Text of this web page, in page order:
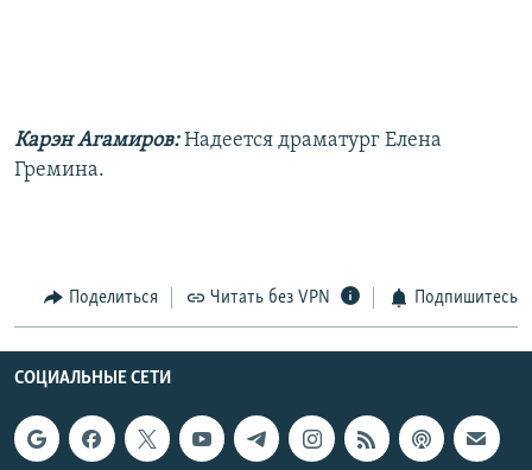
Карэн Агамиров: Надеется драматург Елена
Гремина.
Поделиться Читать без VPN Подпишитесь
СОЦИАЛЬНЫЕ СЕТИ